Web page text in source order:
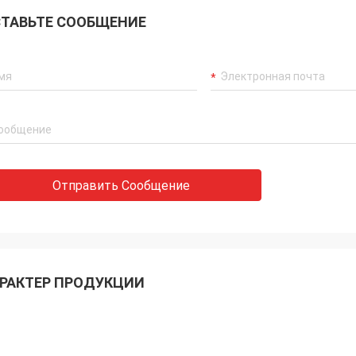
СООБЩЕНИЕ
Отправить Сообщение
ПРОДУКЦИИ